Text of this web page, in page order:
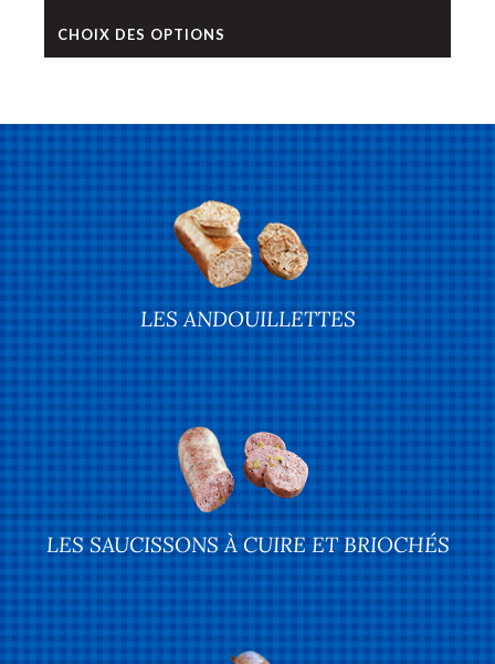
CHOIX DES OPTIONS
LES ANDOUILLETTES
LES SAUCISSONS À CUIRE ET BRIOCHÉS